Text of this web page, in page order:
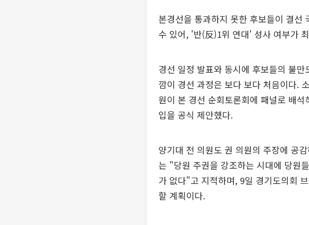
본경선을 통과하지 못한 후보들이 결선
수 있어, '반(反)1위 연대' 성사 여부가
경선 일정 발표와 동시에 후보들의 불
깜이 경선 과정은 보다 보다 처음이다.
원이 본 경선 순회토론회에 패널로 배
입을 공식 제안했다.
양기대 전 의원도 권 의원의 주장에 공
는 "당원 주권을 강조하는 시대에 당원
가 없다"고 지적하며, 9일 경기도의회
할 계획이다.